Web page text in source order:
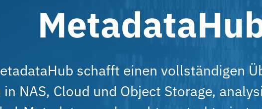
schafft einen vollständigen
in NAS, Cloud und Object Storage,